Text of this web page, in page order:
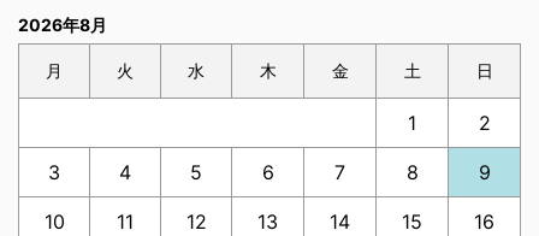
2026年8月
月 火 水 木 金 土 日
1 2
3 4 5 6 7 8 9
10 11 12 13 14 15 16